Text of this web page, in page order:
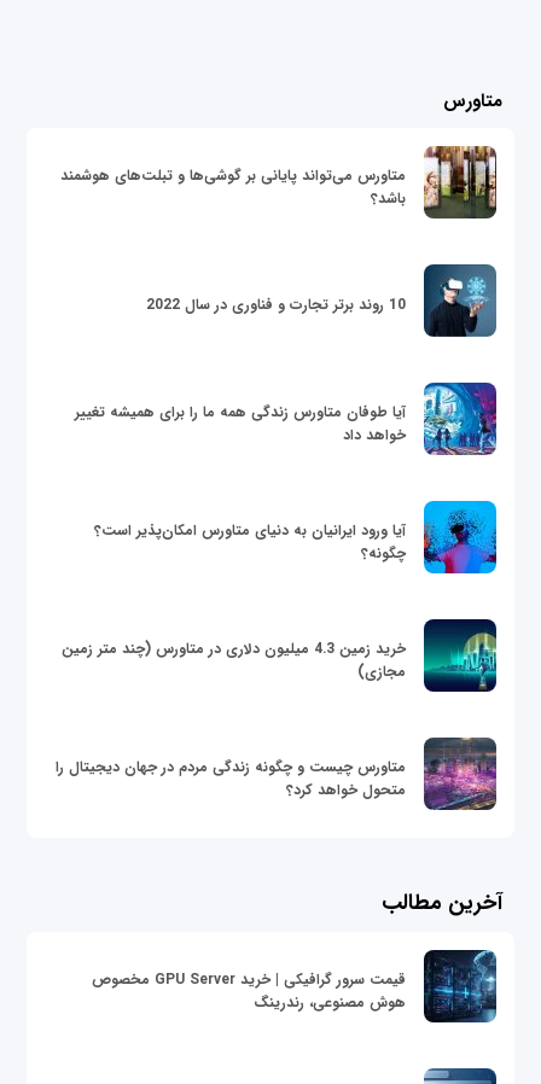
متاورس
متاورس می‌تواند پایانی بر گوشی‌ها و تبلت‌های هوشمند
باشد؟
10 روند برتر تجارت و فناوری در سال 2022
آیا طوفان متاورس زندگی همه ما را برای همیشه تغییر
خواهد داد
آیا ورود ایرانیان به دنیای متاورس امکان‌پذیر است؟
چگونه؟
خرید زمین 4.3 میلیون دلاری در متاورس (چند متر زمین
مجازی)
متاورس چیست و چگونه زندگی مردم در جهان دیجیتال را
متحول خواهد کرد؟
آخرین مطالب
قیمت سرور گرافیکی | خرید GPU Server مخصوص
هوش مصنوعی، رندرینگ